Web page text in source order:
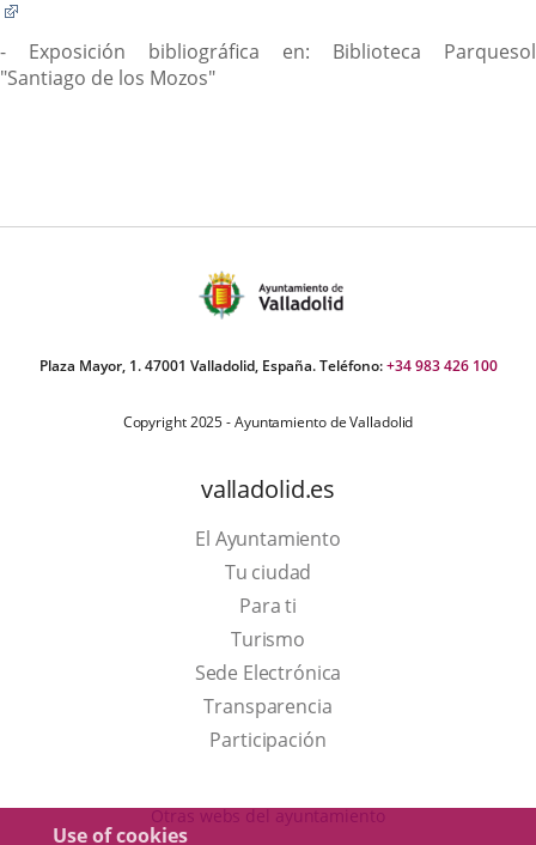
Use of cookies
una
aplicación
- Exposición bibliográfica en: Biblioteca Parquesol
"Santiago de los Mozos"
Plaza Mayor, 1. 47001 Valladolid, España. Teléfono:+34 983 426 100
Copyright 2025 - Ayuntamiento de Valladolid
valladolid.es
El Ayuntamiento
Tu ciudad
Para ti
TurismoThis
link
will
open
a
Sede Electrónica
Transparencia
Participación
Otras webs del ayuntamiento